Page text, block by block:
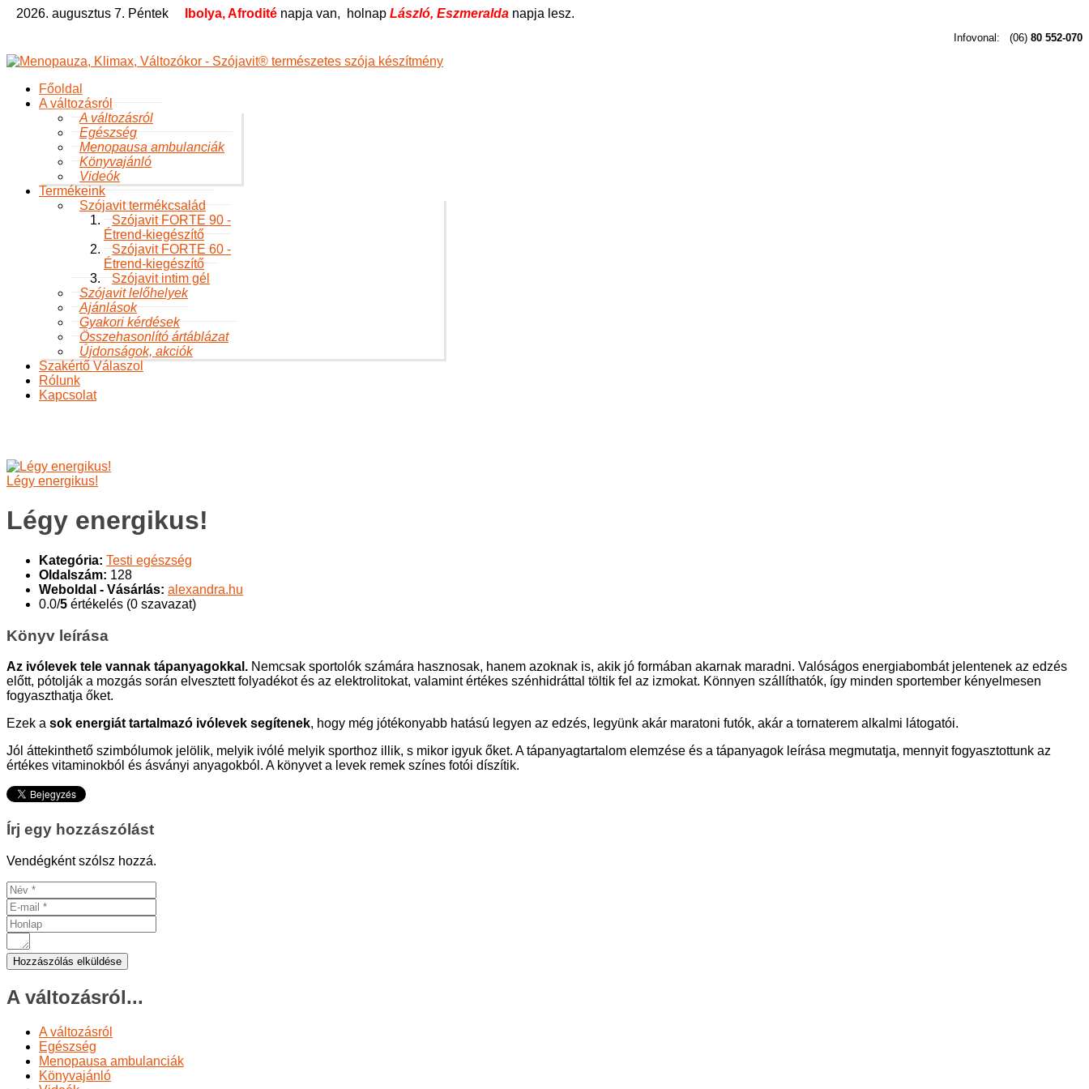
2026. augusztus 7. Péntek Ibolya, Afrodité napja van, holnap László, Eszmeralda napja lesz.
Infovonal: (06) 80 552-070
Főoldal
A változásról
A változásról
Egészség
Menopausa ambulanciák
Könyvajánló
Videók
Termékeink
Szójavit termékcsalád
Szójavit FORTE 90 -
Étrend-kiegészítő
Szójavit FORTE 60 -
Étrend-kiegészítő
Szójavit intim gél
Szójavit lelőhelyek
Ajánlások
Gyakori kérdések
Összehasonlító ártáblázat
Újdonságok, akciók
Szakértő Válaszol
Rólunk
Kapcsolat
Légy energikus!
Légy energikus!
Kategória: Testi egészség
Oldalszám: 128
Weboldal - Vásárlás: alexandra.hu
0.0/5 értékelés (0 szavazat)
Könyv leírása
Az ivólevek tele vannak tápanyagokkal. Nemcsak sportolók számára hasznosak, hanem azoknak is, akik jó formában akarnak maradni. Valóságos energiabombát jelentenek az edzés
előtt, pótolják a mozgás során elvesztett folyadékot és az elektrolitokat, valamint értékes szénhidráttal töltik fel az izmokat. Könnyen szállíthatók, így minden sportember kényelmesen
fogyaszthatja őket.
Ezek a sok energiát tartalmazó ivólevek segítenek, hogy még jótékonyabb hatású legyen az edzés, legyünk akár maratoni futók, akár a tornaterem alkalmi látogatói.
Jól áttekinthető szimbólumok jelölik, melyik ivólé melyik sporthoz illik, s mikor igyuk őket. A tápanyagtartalom elemzése és a tápanyagok leírása megmutatja, mennyit fogyasztottunk az
értékes vitaminokból és ásványi anyagokból. A könyvet a levek remek színes fotói díszítik.
Írj egy hozzászólást
Vendégként szólsz hozzá.
A változásról...
A változásról
Egészség
Menopausa ambulanciák
Könyvajánló